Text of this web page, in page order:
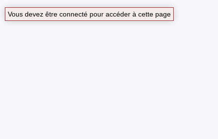
Vous devez être connecté pour accéder à cette page